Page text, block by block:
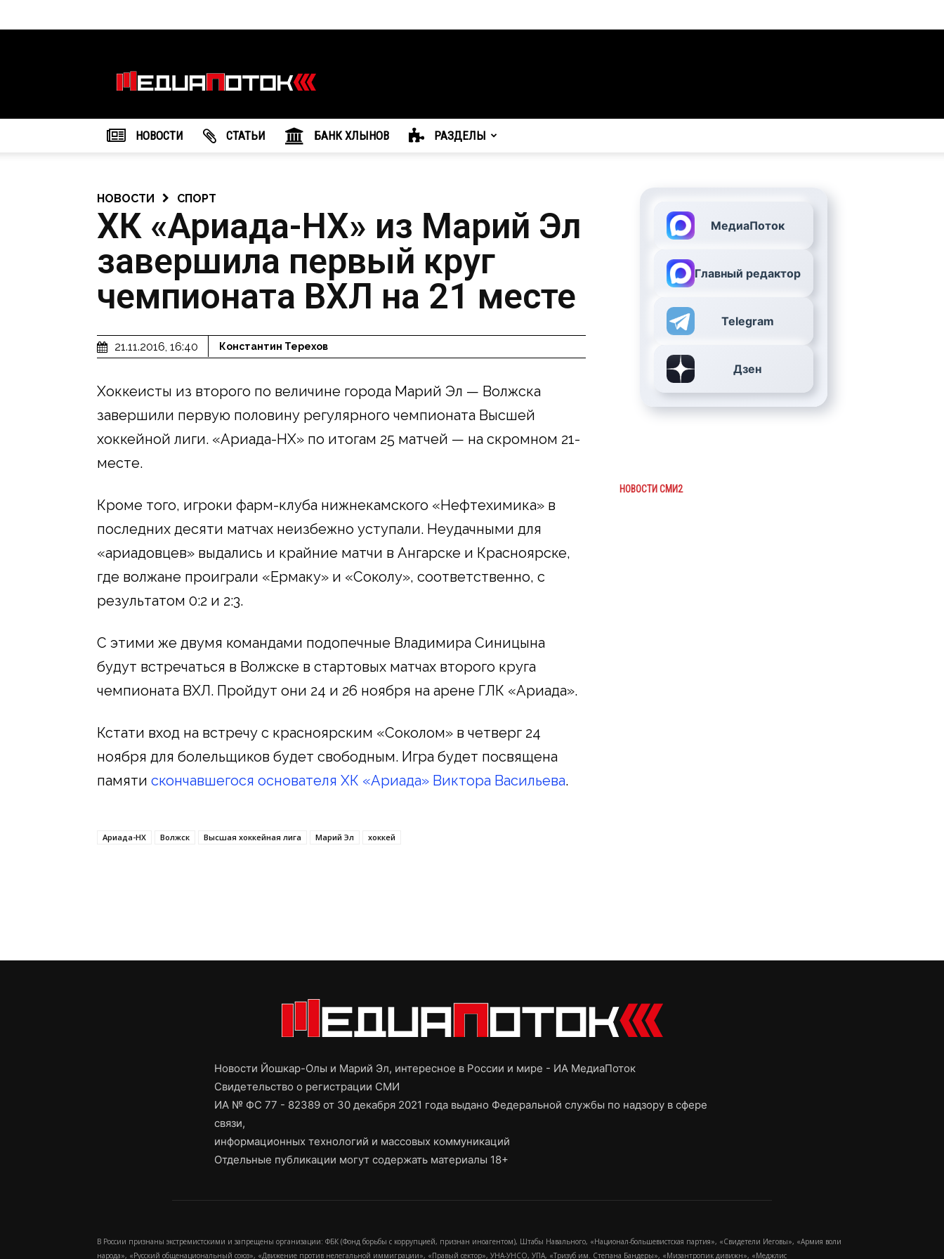
агентство
"МедиаПоток"
НОВОСТИ CТАТЬИ БАНК ХЛЫНОВ РАЗДЕЛЫ
НОВОСТИ СПОРТ
ХК «Ариада-НХ» из Марий Эл
завершила первый круг
чемпионата ВХЛ на 21 месте
21.11.2016, 16:40 Константин Терехов
Хоккеисты из второго по величине города Марий Эл — Волжска
завершили первую половину регулярного чемпионата Высшей
хоккейной лиги. «Ариада-НХ» по итогам 25 матчей — на скромном 21-
месте.
Кроме того, игроки фарм-клуба нижнекамского «Нефтехимика» в
последних десяти матчах неизбежно уступали. Неудачными для
«ариадовцев» выдались и крайние матчи в Ангарске и Красноярске,
где волжане проиграли «Ермаку» и «Соколу», соответственно, с
результатом 0:2 и 2:3.
С этими же двумя командами подопечные Владимира Синицына
будут встречаться в Волжске в стартовых матчах второго круга
чемпионата ВХЛ. Пройдут они 24 и 26 ноября на арене ГЛК «Ариада».
Кстати вход на встречу с красноярским «Соколом» в четверг 24
ноября для болельщиков будет свободным. Игра будет посвящена
памяти скончавшегося основателя ХК «Ариада» Виктора Васильева.
Ариада-НХ Волжск Высшая хоккейная лига Марий Эл хоккей
МедиаПоток
Главный редактор
Telegram
Дзен
НОВОСТИ СМИ2
Новости Йошкар-Олы и Марий Эл, интересное в России и мире - ИА МедиаПоток
Свидетельство о регистрации СМИ
ИА № ФС 77 - 82389 от 30 декабря 2021 года выдано Федеральной службы по надзору в сфере
связи,
информационных технологий и массовых коммуникаций
Отдельные публикации могут содержать материалы 18+
В России признаны экстремистскими и запрещены организации: ФБК (Фонд борьбы с коррупцией, признан иноагентом), Штабы Навального, «Национал-большевистская партия», «Свидетели Иеговы», «Армия воли
народа», «Русский общенациональный союз», «Движение против нелегальной иммиграции», «Правый сектор», УНА-УНСО, УПА, «Тризуб им. Степана Бандеры», «Мизантропик дивижн», «Меджлис